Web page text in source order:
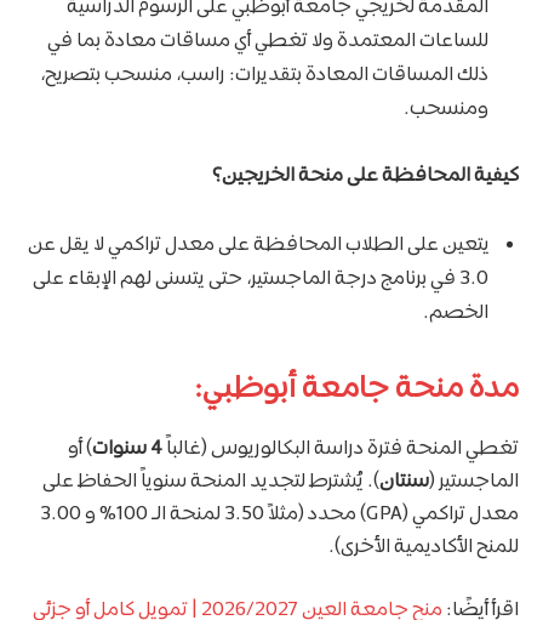
المقدمة لخريجي جامعة أبوظبي على الرسوم الدراسية
للساعات المعتمدة ولا تغطي أي مساقات معادة بما في
ذلك المساقات المعادة بتقديرات: راسب، منسحب بتصريح،
ومنسحب.
كيفية المحافظة على منحة الخريجين؟
يتعين على الطلاب المحافظة على معدل تراكمي لا يقل عن
3.0 في برنامج درجة الماجستير، حتى يتسنى لهم الإبقاء على
الخصم.
مدة منحة جامعة أبوظبي:
تغطي المنحة فترة دراسة البكالوريوس (غالباً4 سنوات
) أو
الماجستير (سنتان). يُشترط لتجديد المنحة سنوياً الحفاظ على
معدل تراكمي (GPA) محدد (مثلاً 3.50 لمنحة الـ 100% و 3.00
للمنح الأكاديمية الأخرى).
اقرأ أيضًا: منح جامعة العين 2026/2027 | تمويل كامل أو جزئي